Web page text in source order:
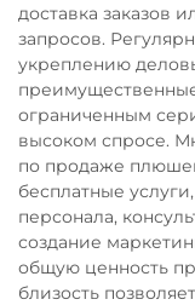
доставка заказов
запросов.
укреплению
ограниченным
высоком спросе.
по продаже
бесплатные
персонала,
создание
общую ценность
близость